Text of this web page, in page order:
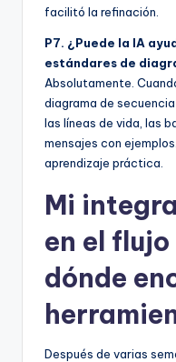
facilitó la refinación.
P7. ¿Puede la IA
estándares de
Absolutamente.
diagrama de
las líneas de vida, las
mensajes con
aprendizaje práctica.
Mi
en el
dónde
Después de varias